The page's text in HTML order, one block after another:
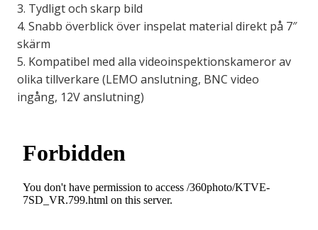
3. Tydligt och skarp bild
4. Snabb överblick över inspelat material direkt på 7″
skärm
5. Kompatibel med alla videoinspektionskameror av
olika tillverkare (LEMO anslutning, BNC video
ingång, 12V anslutning)